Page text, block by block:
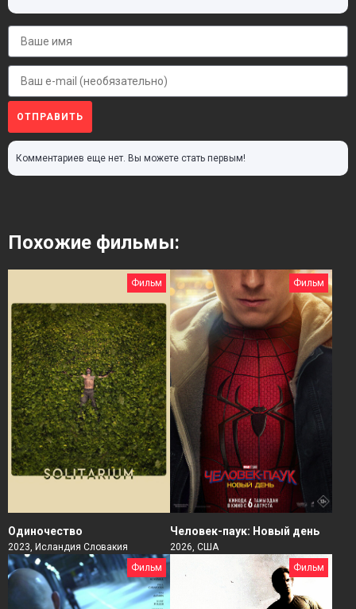
ОТПРАВИТЬ
Комментариев еще нет. Вы можете стать первым!
Похожие фильмы:
Фильм
Одиночество
2023, Исландия Словакия
Фильм
Человек-паук: Новый день
2026, США
Фильм
Фильм